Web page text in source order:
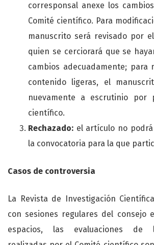
corresponsal anexe los
Comité científico. Para
manuscrito será revisado por
quien se cerciorará que se
cambios adecuadamente; para
contenido ligeras, el
nuevamente a escrutinio por
científico.
Rechazado: el artículo no
la convocatoria para la que
Casos de controversia
La Revista de Investigación
con sesiones regulares del consejo
espacios, las evaluaciones de